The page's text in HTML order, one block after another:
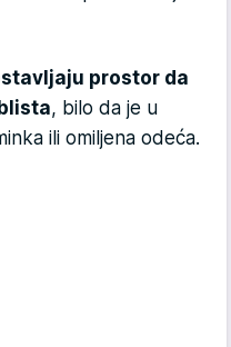
prostor da
, bilo da je u
ili omiljena odeća.